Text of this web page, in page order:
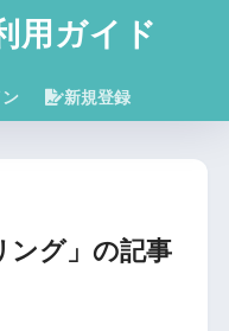
用ガイド
新規登録
ング」の記事